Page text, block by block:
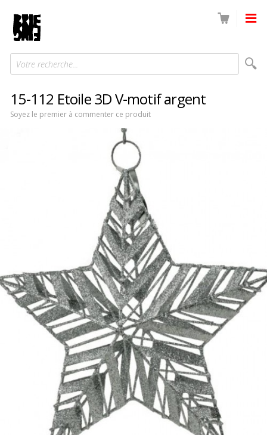
Votre recherche...
15-112 Etoile 3D V-motif argent
Soyez le premier à commenter ce produit